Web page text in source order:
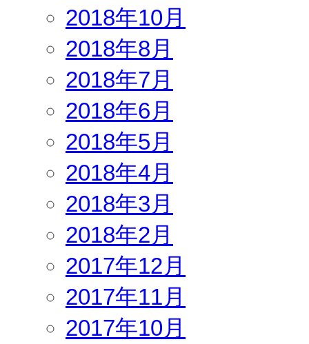
2018年10月
2018年8月
2018年7月
2018年6月
2018年5月
2018年4月
2018年3月
2018年2月
2017年12月
2017年11月
2017年10月